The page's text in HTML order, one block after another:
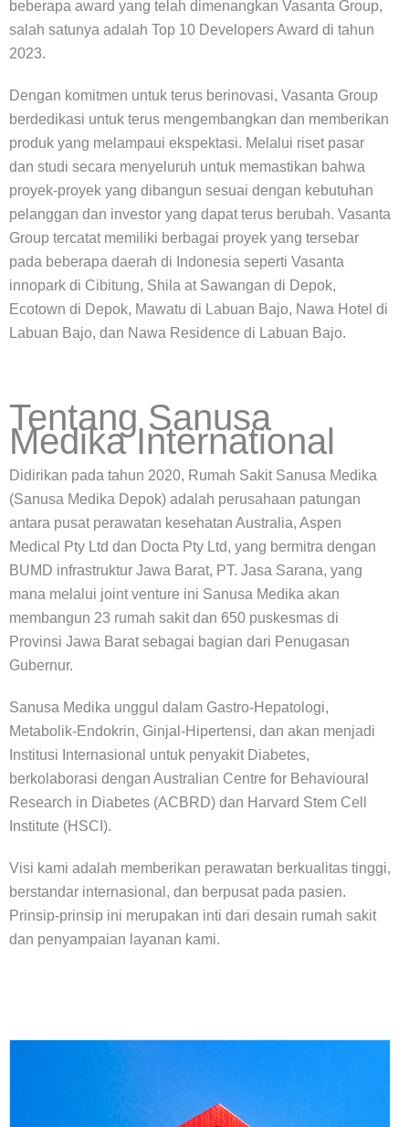
beberapa award yang telah dimenangkan Vasanta Group,
salah satunya adalah Top 10 Developers Award di tahun
2023.
Dengan komitmen untuk terus berinovasi, Vasanta Group
berdedikasi untuk terus mengembangkan dan memberikan
produk yang melampaui ekspektasi. Melalui riset pasar
dan studi secara menyeluruh untuk memastikan bahwa
proyek-proyek yang dibangun sesuai dengan kebutuhan
pelanggan dan investor yang dapat terus berubah. Vasanta
Group tercatat memiliki berbagai proyek yang tersebar
pada beberapa daerah di Indonesia seperti Vasanta
innopark di Cibitung, Shila at Sawangan di Depok,
Ecotown di Depok, Mawatu di Labuan Bajo, Nawa Hotel di
Labuan Bajo, dan Nawa Residence di Labuan Bajo.
Tentang Sanusa
Medika International
Didirikan pada tahun 2020, Rumah Sakit Sanusa Medika
(Sanusa Medika Depok) adalah perusahaan patungan
antara pusat perawatan kesehatan Australia, Aspen
Medical Pty Ltd dan Docta Pty Ltd, yang bermitra dengan
BUMD infrastruktur Jawa Barat, PT. Jasa Sarana, yang
mana melalui joint venture ini Sanusa Medika akan
membangun 23 rumah sakit dan 650 puskesmas di
Provinsi Jawa Barat sebagai bagian dari Penugasan
Gubernur.
Sanusa Medika unggul dalam Gastro-Hepatologi,
Metabolik-Endokrin, Ginjal-Hipertensi, dan akan menjadi
Institusi Internasional untuk penyakit Diabetes,
berkolaborasi dengan Australian Centre for Behavioural
Research in Diabetes (ACBRD) dan Harvard Stem Cell
Institute (HSCI).
Visi kami adalah memberikan perawatan berkualitas tinggi,
berstandar internasional, dan berpusat pada pasien.
Prinsip-prinsip ini merupakan inti dari desain rumah sakit
dan penyampaian layanan kami.